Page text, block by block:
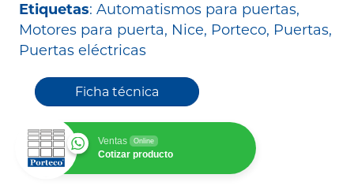
Etiquetas: Automatismos para puertas,
Motores para puerta, Nice, Porteco, Puertas,
Puertas eléctricas
Ficha técnica
Ventas Online
Cotizar producto